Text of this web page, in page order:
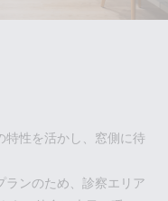
特性を活かし、窓側に待
ランのため、診察エリア